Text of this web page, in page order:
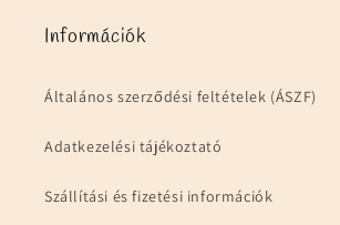
Információk
Általános szerződési feltételek (ÁSZF)
Adatkezelési tájékoztató
Szállítási és fizetési információk